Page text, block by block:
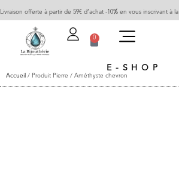
Livraison offerte à partir de 59€ d’achat -10% en vous inscrivant à la
0
E-SHOP
Accueil / Produit Pierre / Améthyste chevron